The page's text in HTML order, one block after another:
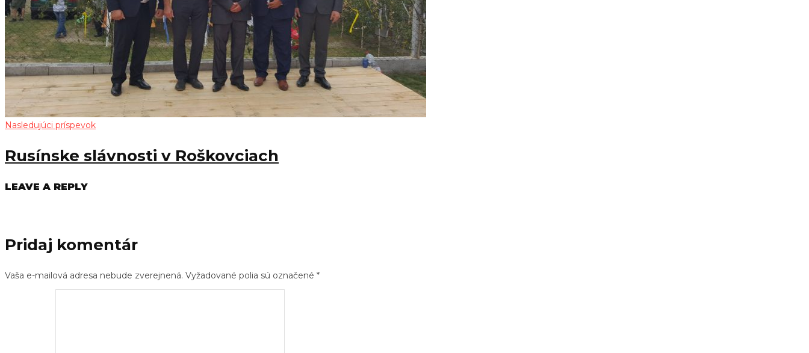
Nasledujúci príspevok
Rusínske slávnosti v Roškovciach
LEAVE A REPLY
Pridaj komentár
Vaša e-mailová adresa nebude zverejnená. Vyžadované polia sú označené *